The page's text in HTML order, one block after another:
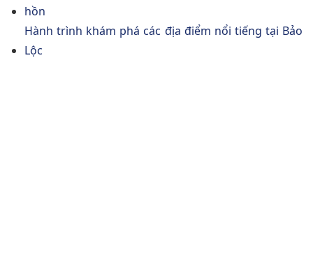
hồn
Hành trình khám phá các địa điểm nổi tiếng tại Bảo
Lộc